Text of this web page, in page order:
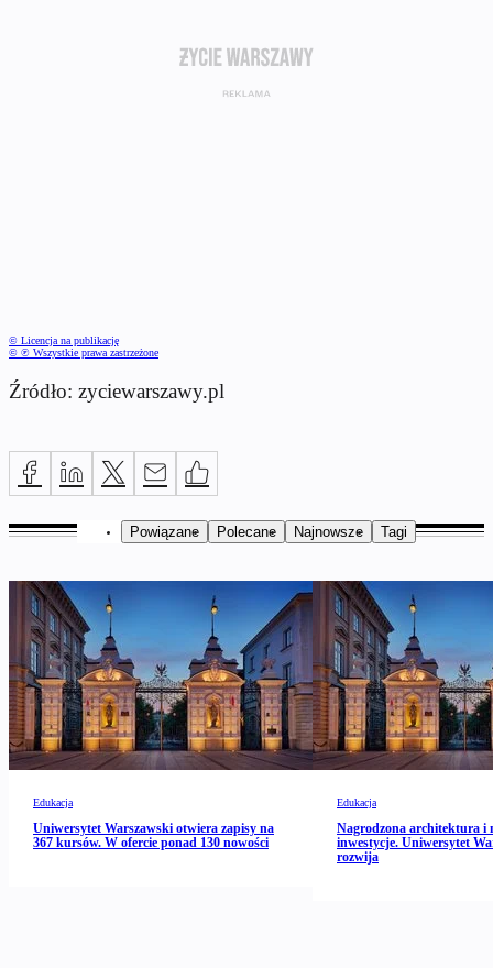
© Licencja na publikację
© ℗ Wszystkie prawa zastrzeżone
Źródło: zyciewarszawy.pl
Powiązane Polecane Najnowsze Tagi
Edukacja
Uniwersytet Warszawski otwiera zapisy na
367 kursów. W ofercie ponad 130 nowości
Edukacja
Nagrodzona architektura i
inwestycje. Uniwersytet
rozwija